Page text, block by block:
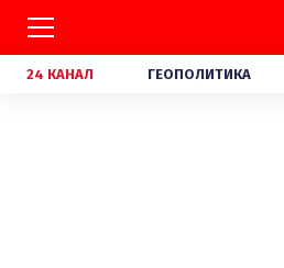
24 КАНАЛ ГЕОПОЛИТИКА